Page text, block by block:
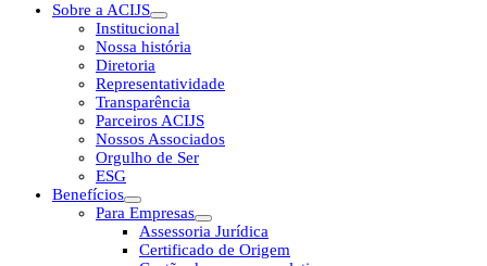
Sobre a ACIJS
Institucional
Nossa história
Diretoria
Representatividade
Transparência
Parceiros ACIJS
Nossos Associados
Orgulho de Ser
ESG
Benefícios
Para Empresas
Assessoria Jurídica
Certificado de Origem